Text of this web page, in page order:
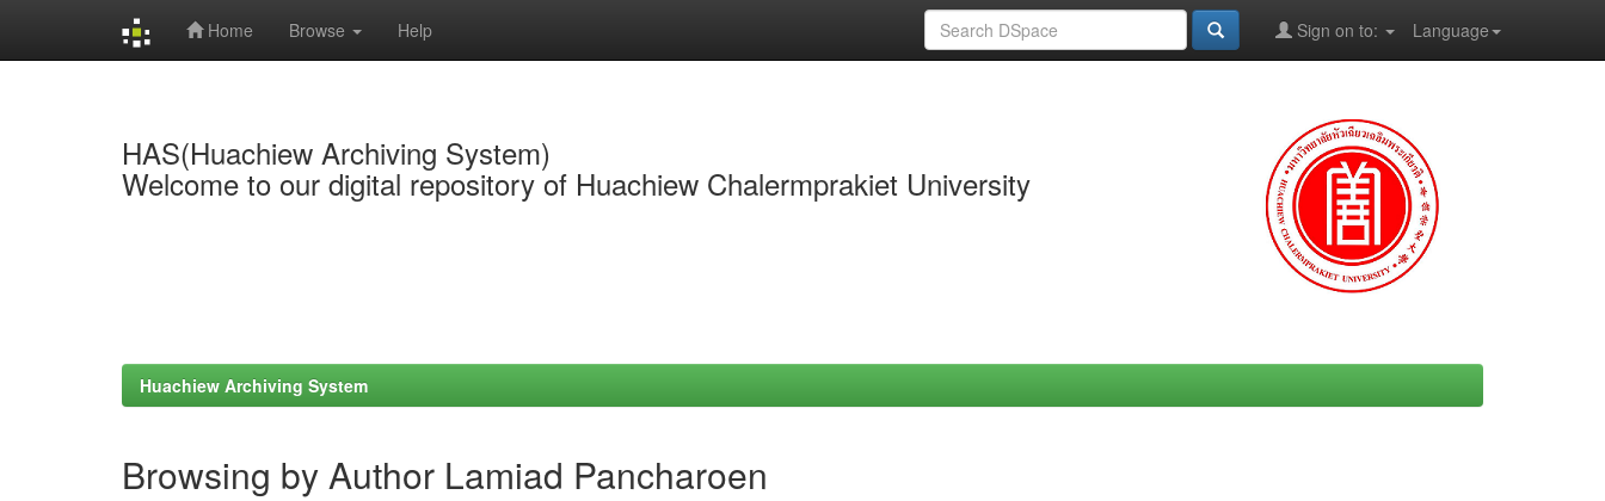
Home Browse Help Language
Sign on to:
HAS(Huachiew Archiving System)
Welcome to our digital repository of Huachiew Chalermprakiet University
Huachiew Archiving System
Browsing by Author Lamiad Pancharoen